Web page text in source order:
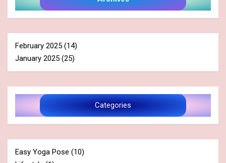
February 2025 (14)
January 2025 (25)
Categories
Easy Yoga Pose (10)